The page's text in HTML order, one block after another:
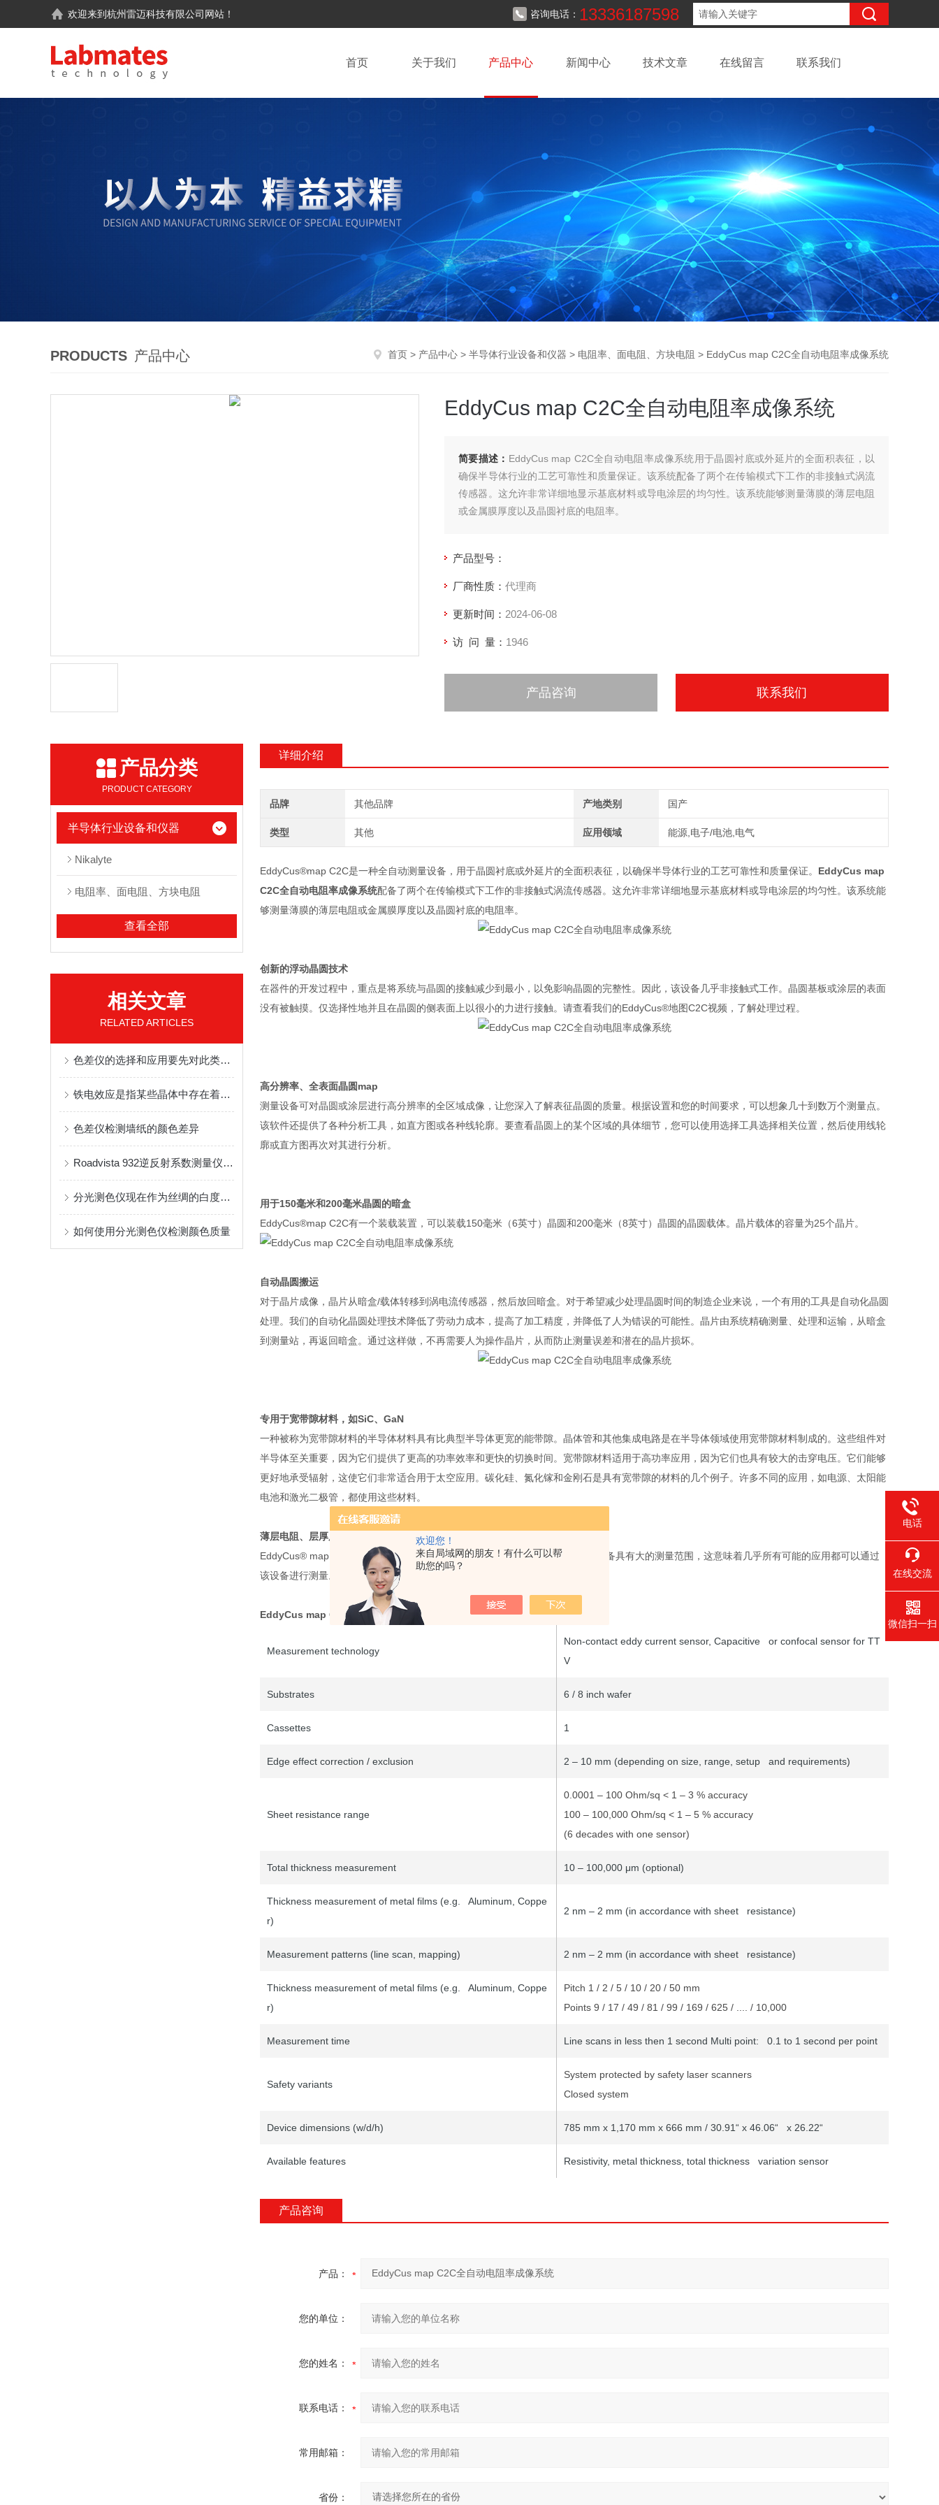
欢迎您！
来自局域网的朋友！有什么可以帮
助您的吗？
欢迎来到杭州雷迈科技有限公司 网站！ 咨询电话： 13336187598
首页 关于我们 产品中心 新闻中心 技术文章 在线留言 联系我们
PRODUCTS 产品中心 首页 > 产品中心 > 半导体行业设备和仪器 > 电阻率、面电阻、方块电阻 > EddyCus map C2C全自动电阻率成像系统
EddyCus map C2C全自动电阻率成像系统
简要描述： EddyCus map C2C全自动电阻率成像系统用于晶圆衬底或外延片的全面积表征，以
确保半导体行业的工艺可靠性和质量保证。该系统配备了两个在传输模式下工作的非接触式涡流
传感器。这允许非常详细地显示基底材料或导电涂层的均匀性。该系统能够测量薄膜的薄层电阻
或金属膜厚度以及晶圆衬底的电阻率。
产品型号：
厂商性质： 代理商
更新时间： 2024-06-08
访 问 量： 1946
产品咨询 联系我们
产品分类
PRODUCT CATEGORY
半导体行业设备和仪器
Nikalyte
电阻率、面电阻、方块电阻
查看全部
相关文章
RELATED ARTICLES
色差仪的选择和应用要先对此类仪器设备有一定的认识
铁电效应是指某些晶体中存在着一种特殊的极化现象
色差仪检测墙纸的颜色差异
Roadvista 932逆反射系数测量仪的应用
分光测色仪现在作为丝绸的白度检测仪被广泛应用
如何使用分光测色仪检测颜色质量
详细介绍
品牌 其他品牌 产地类别 国产
类型 其他 应用领域 能源,电子/电池,电气
EddyCus®map C2C是一种全自动测量设备，用于晶圆衬底或外延片的全面积表征，以确保半导体行业的工艺可靠性和质量保证。 EddyCus map
C2C全自动电阻率成像系统配备了两个在传输模式下工作的非接触式涡流传感器。这允许非常详细地显示基底材料或导电涂层的均匀性。该系统能
够测量薄膜的薄层电阻或金属膜厚度以及晶圆衬底的电阻率。
创新的浮动晶圆技术
在器件的开发过程中，重点是将系统与晶圆的接触减少到最小，以免影响晶圆的完整性。因此，该设备几乎非接触式工作。晶圆基板或涂层的表面
没有被触摸。仅选择性地并且在晶圆的侧表面上以很小的力进行接触。请查看我们的EddyCus®地图C2C视频，了解处理过程。
高分辨率、全表面晶圆map
测量设备可对晶圆或涂层进行高分辨率的全区域成像，让您深入了解表征晶圆的质量。根据设置和您的时间要求，可以想象几十到数万个测量点。
该软件还提供了各种分析工具，如直方图或各种线轮廓。要查看晶圆上的某个区域的具体细节，您可以使用选择工具选择相关位置，然后使用线轮
廓或直方图再次对其进行分析。
用于150毫米和200毫米晶圆的暗盒
EddyCus®map C2C有一个装载装置，可以装载150毫米（6英寸）晶圆和200毫米（8英寸）晶圆的晶圆载体。晶片载体的容量为25个晶片。
自动晶圆搬运
对于晶片成像，晶片从暗盒/载体转移到涡电流传感器，然后放回暗盒。对于希望减少处理晶圆时间的制造企业来说，一个有用的工具是自动化晶圆
处理。我们的自动化晶圆处理技术降低了劳动力成本，提高了加工精度，并降低了人为错误的可能性。晶片由系统精确测量、处理和运输，从暗盒
到测量站，再返回暗盒。通过这样做，不再需要人为操作晶片，从而防止测量误差和潜在的晶片损坏。
专用于宽带隙材料，如SiC、 GaN
一种被称为宽带隙材料的半导体材料具有比典型半导体更宽的能带隙。晶体管和其他集成电路是在半导体领域使用宽带隙材料制成的。这些组件对
半导体至关重要，因为它们提供了更高的功率效率和更快的切换时间。宽带隙材料适用于高功率应用，因为它们也具有较大的击穿电压。它们能够
更好地承受辐射，这使它们非常适合用于太空应用。碳化硅、氮化镓和金刚石是具有宽带隙的材料的几个例子。许多不同的应用，如电源、太阳能
电池和激光二极管，都使用这些材料。
薄层电阻、层厚度和电阻率测量
EddyCus® map C2C
能够确定薄膜的薄层电阻和厚度以及晶片衬底的电阻。该设备具有大的测量范围，这意味着几乎所有可能的应用都可以通过
该设备进行测量。
EddyCus map C2C全自动电阻率成像系统 技术参数
Measurement technology
Non-contact eddy current sensor, Capacitive or confocal sensor for TT
V
Substrates 6 / 8 inch wafer
Cassettes 1
Edge effect correction / exclusion 2 – 10 mm (depending on size, range, setup and requirements)
Sheet resistance range
0.0001 – 100 Ohm/sq < 1 – 3 % accuracy
100 – 100,000 Ohm/sq < 1 – 5 % accuracy
(6 decades with one sensor)
Total thickness measurement 10 – 100,000 μm (optional)
Thickness measurement of metal films (e.g. Aluminum, Coppe
r)
2 nm – 2 mm (in accordance with sheet resistance)
Measurement patterns (line scan, mapping) 2 nm – 2 mm (in accordance with sheet resistance)
Thickness measurement of metal films (e.g. Aluminum, Coppe
r)
Pitch 1 / 2 / 5 / 10 / 20 / 50 mm
Points 9 / 17 / 49 / 81 / 99 / 169 / 625 / .... / 10,000
Measurement time Line scans in less then 1 second Multi point: 0.1 to 1 second per point
Safety variants
System protected by safety laser scanners
Closed system
Device dimensions (w/d/h) 785 mm x 1,170 mm x 666 mm / 30.91“ x 46.06“ x 26.22“
Available features Resistivity, metal thickness, total thickness variation sensor
产品咨询
产品：
您的单位：
您的姓名：
联系电话：
常用邮箱：
省份：
电话
在线交流
微信扫一扫